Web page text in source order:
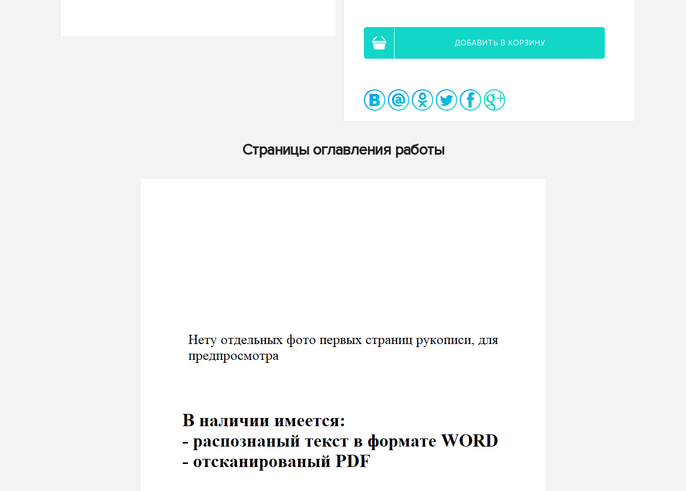
ДОБАВИТЬ В КОРЗИНУ
Страницы оглавления работы